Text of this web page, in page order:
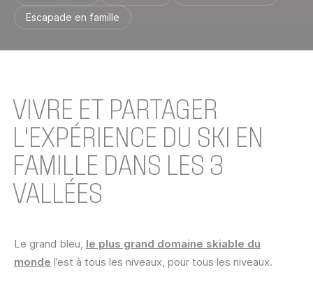
Escapade en famille
VIVRE ET PARTAGER
L'EXPÉRIENCE DU SKI EN
FAMILLE DANS LES 3
VALLÉES
Le grand bleu, le plus grand domaine skiable du
monde l’est à tous les niveaux, pour tous les niveaux.